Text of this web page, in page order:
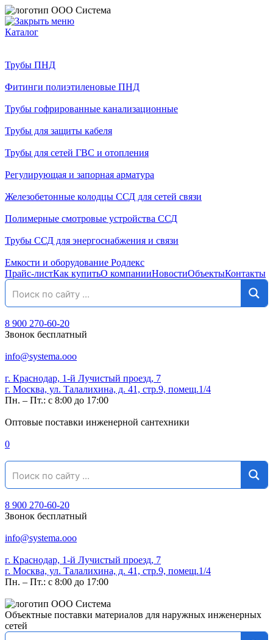
Каталог
Трубы ПНД
Фитинги полиэтиленовые ПНД
Трубы гофрированные канализационные
Трубы для защиты кабеля
Трубы для сетей ГВС и отопления
Регулирующая и запорная арматура
Железобетонные колодцы ССД для сетей связи
Полимерные смотровые устройства ССД
Трубы ССД для энергоснабжения и связи
Емкости и оборудование Родлекс
Прайс-листКак купитьО компанииНовостиОбъектыКонтакты
8 900 270-60-20
Звонок бесплатный
info@systema.ooo
г. Краснодар, 1-й Лучистый проезд, 7
г. Москва, ул. Талалихина, д. 41, стр.9, помещ.1/4
Пн. – Пт.: с 8:00 до 17:00
Оптовые поставки инженерной сантехники
0
8 900 270-60-20
Звонок бесплатный
info@systema.ooo
г. Краснодар, 1-й Лучистый проезд, 7
г. Москва, ул. Талалихина, д. 41, стр.9, помещ.1/4
Пн. – Пт.: с 8:00 до 17:00
Объектные поставки материалов для наружных инженерных
сетей